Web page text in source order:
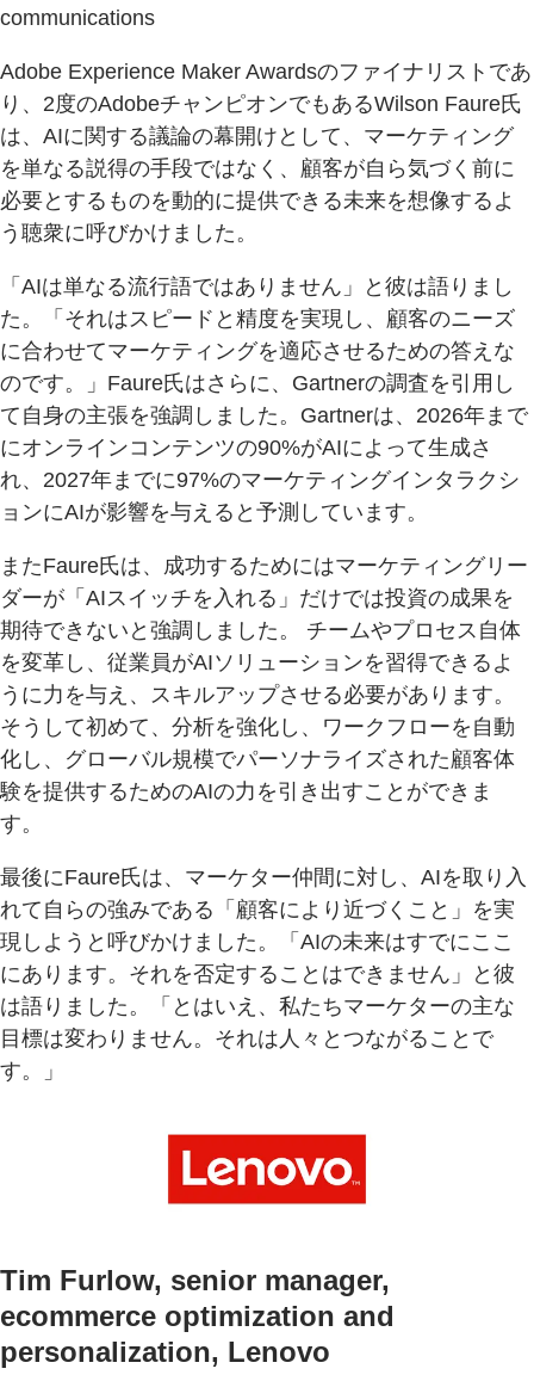
communications
Adobe Experience Maker Awardsのファイナリストであ
り、2度のAdobeチャンピオンでもあるWilson Faure氏
は、AIに関する議論の幕開けとして、マーケティング
を単なる説得の手段ではなく、顧客が自ら気づく前に
必要とするものを動的に提供できる未来を想像するよ
う聴衆に呼びかけました。
「AIは単なる流行語ではありません」と彼は語りまし
た。「それはスピードと精度を実現し、顧客のニーズ
に合わせてマーケティングを適応させるための答えな
のです。」Faure氏はさらに、Gartnerの調査を引用し
て自身の主張を強調しました。Gartnerは、2026年まで
にオンラインコンテンツの90%がAIによって生成さ
れ、2027年までに97%のマーケティングインタラクシ
ョンにAIが影響を与えると予測しています。
またFaure氏は、成功するためにはマーケティングリー
ダーが「AIスイッチを入れる」だけでは投資の成果を
期待できないと強調しました。 チームやプロセス自体
を変革し、従業員がAIソリューションを習得できるよ
うに力を与え、スキルアップさせる必要があります。
そうして初めて、分析を強化し、ワークフローを自動
化し、グローバル規模でパーソナライズされた顧客体
験を提供するためのAIの力を引き出すことができま
す。
最後にFaure氏は、マーケター仲間に対し、AIを取り入
れて自らの強みである「顧客により近づくこと」を実
現しようと呼びかけました。「AIの未来はすでにここ
にあります。それを否定することはできません」と彼
は語りました。「とはいえ、私たちマーケターの主な
目標は変わりません。それは人々とつながることで
す。」
Tim Furlow, senior manager,
ecommerce optimization and
personalization, Lenovo